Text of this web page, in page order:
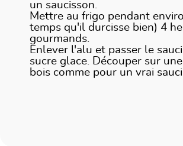
un saucisson.
Mettre au frigo pendant
temps qu'il durcisse bien) 4
gourmands.
Enlever l'alu et passer le
sucre glace. Découper sur
bois comme pour un vrai